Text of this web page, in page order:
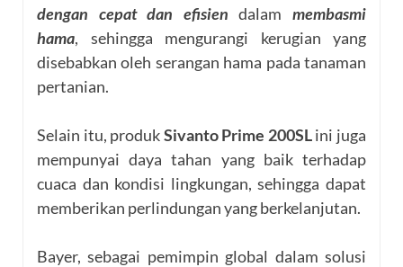
dengan cepat dan efisien dalammembasmi
hama, sehingga mengurangi kerugian yang
disebabkan oleh serangan hama pada tanaman
pertanian.
Selain itu, produkSivanto Prime 200SLini juga
mempunyai daya tahan yang baik terhadap
cuaca dan kondisi lingkungan, sehingga dapat
memberikan perlindungan yang berkelanjutan.
Bayer, sebagai pemimpin global dalam solusi